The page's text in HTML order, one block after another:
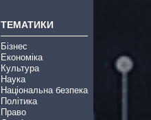
ТЕМАТИКИ
Бізнес
Економіка
Культура
Наука
Національна безпека
Політика
Право